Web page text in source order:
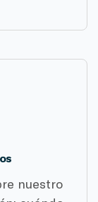
nuestro